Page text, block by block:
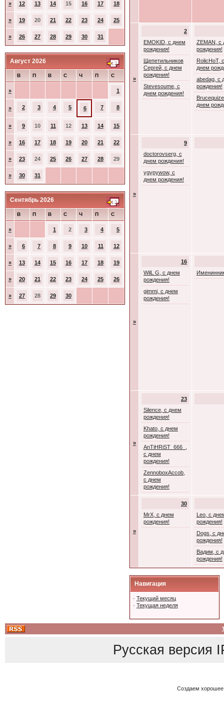
» 12 13 14 15 16 17 18
» 19 20 21 22 23 24 25
» 26 27 28 29 30 31
Август 2026
В П В С Ч П С
» 1
» 2 3 4 5 6 7 8
» 9 10 11 12 13 14 15
» 16 17 18 19 20 21 22
» 23 24 25 26 27 28 29
» 30 31
Сентябрь 2026
В П В С Ч П С
» 1 2 3 4 5
» 6 7 8 9 10 11 12
» 13 14 15 16 17 18 19
» 20 21 22 23 24 25 26
» 27 28 29 30
»
2
EMOKID, с днем
рождения!
Щепетильников
Сергей, с днем
рождения!
Stevesoume, с
днем рождения!
ZEMAN, с
рождения!
RolicHoT, с
днем
abedag, с
рождения!
днем
»
9
doctorovserg, с
днем рождения!
ygypywow, с
днем рождения!
»
16
WilL G, с днем
рождения!
gimmi, с днем
рождения!
»
23
Silence, с днем
рождения!
Khato, с днем
рождения!
AnTiHRiST_666_,
с днем
рождения!
ZennoboxAccob,
с днем
рождения!
»
30
MrX, с днем
рождения!
Leo, с
рождения!
Dogs, с
рождения!
Вадим, с
рождения!
Навигация
· Текущий месяц
· Текущая неделя
Русская версия
Создаем